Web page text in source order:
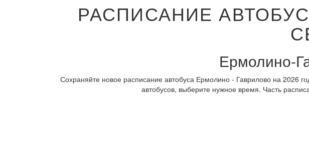
РАСПИСАНИЕ
Ермолино-
Сохраняйте новое расписание автобуса Ермолино - Гаврилово на 2026
автобусов, выберите нужное время. Часть